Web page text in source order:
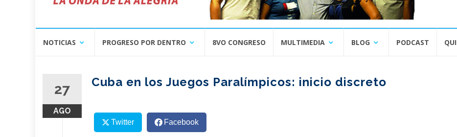
NOTICIAS PROGRESO POR DENTRO 8VO CONGRESO MULTIMEDIA BLOG PODCAST
27
AGO
Cuba en los Juegos Paralímpicos: inicio discreto
Twitter Facebook